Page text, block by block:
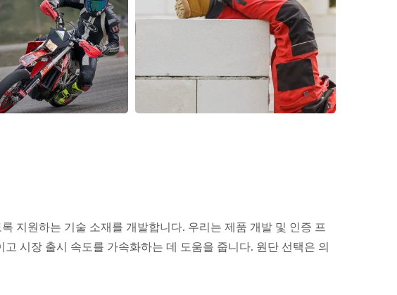
지원하는 기술 소재를 개발합니다. 우리는 제품 개발 및 인증 프
시장 출시 속도를 가속화하는 데 도움을 줍니다. 원단 선택은 의